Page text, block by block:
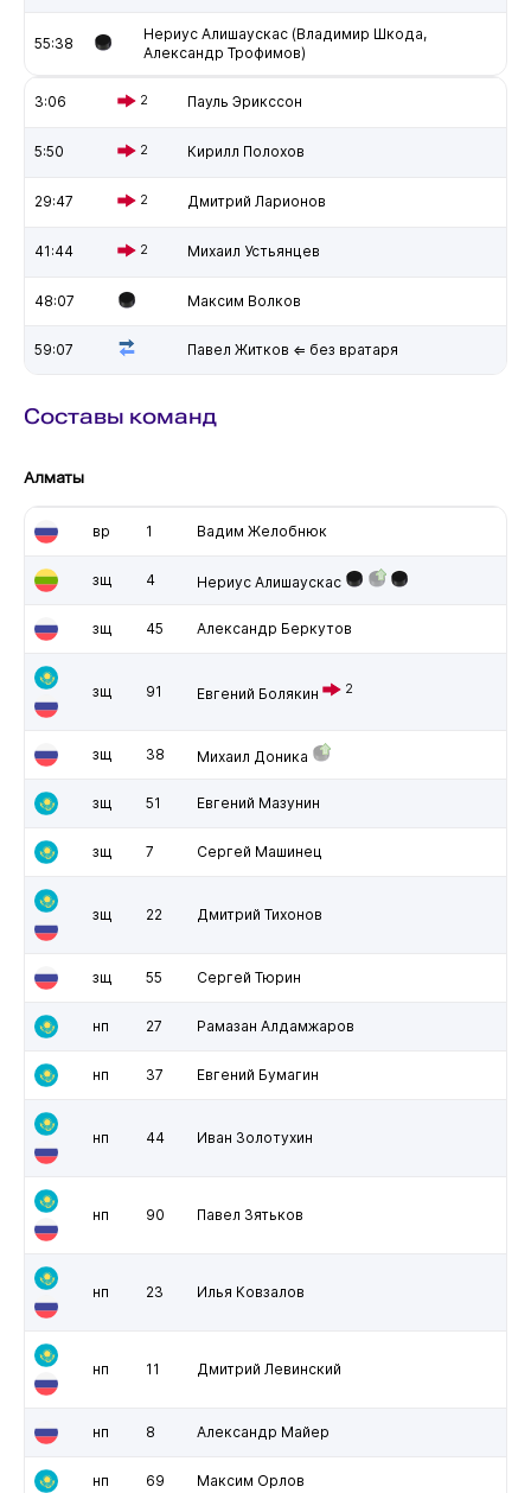
55:38
Нериус Алишаускас (Владимир Шкода,
Александр Трофимов)
3:06 2 Пауль Эрикссон
5:50 2 Кирилл Полохов
29:47 2 Дмитрий Ларионов
41:44 2 Михаил Устьянцев
48:07 Максим Волков
59:07 Павел Житков ⇐ без вратаря
Составы команд
Алматы
вр 1 Вадим Желобнюк
зщ 4 Нериус Алишаускас
зщ 45 Александр Беркутов
зщ 91 Евгений Болякин 2
зщ 38 Михаил Доника
зщ 51 Евгений Мазунин
зщ 7 Сергей Машинец
зщ 22 Дмитрий Тихонов
зщ 55 Сергей Тюрин
нп 27 Рамазан Алдамжаров
нп 37 Евгений Бумагин
нп 44 Иван Золотухин
нп 90 Павел Зятьков
нп 23 Илья Ковзалов
нп 11 Дмитрий Левинский
нп 8 Александр Майер
нп 69 Максим Орлов